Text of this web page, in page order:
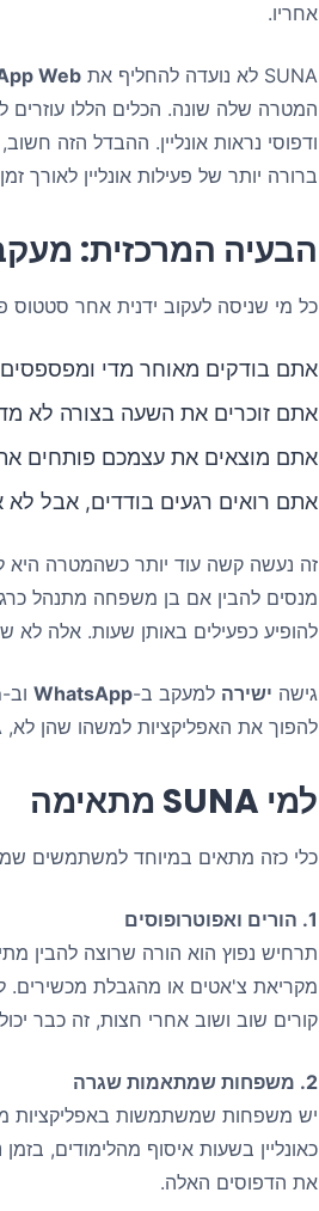
אחריו.
SUNA לא נועדה להחליף את Web
המטרה שלה שונה. הכלים הללו עוזרים
ודפוסי נראות אונליין. ההבדל הזה
ברורה יותר של פעילות אונליין לאורך
הבעיה המרכזית:
כל מי שניסה לעקוב ידנית אחר סטטוס
אתם בודקים מאוחר מדי
אתם זוכרים את השעה בצורה לא
אתם מוצאים את עצמכם פותחים
אתם רואים רגעים בודדים, אבל
זה נעשה קשה עוד יותר כשהמטרה היא
מנסים להבין אם בן משפחה מתנהל
להופיע כפעילים באותן שעות. אלה לא
גישה ישירה למעקב ב-WhatsApp וב-
להפוך את האפליקציות למשהו שהן לא, SUNA מתמקדת בצורך ניתוחי מעשי: תצפית עקבית.
למי SUNA מתאימה
כלי כזה מתאים במיוחד למשתמשים
1. הורים ואפוטרופוסים
תרחיש נפוץ הוא הורה שרוצה להבין
מקריאת צ'אטים או מהגבלת מכשירים.
קורים שוב ושוב אחרי חצות, זה כבר
2. משפחות שמתאמות שגרה
יש משפחות שמשתמשות באפליקציות
כאונליין בשעות איסוף מהלימודים,
את הדפוסים האלה.